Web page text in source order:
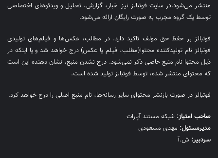
منتشر می‌شود.در سایت فوتبالز نیز اخبار، گزارش، تحلیل و ویدئوهای اختصاصی
توسط یک گروه مجرب به صورت رایگان ارائه می‌شود.
فوتبالز بر حفظ حق مولف تاکید دارد. در مطالب، عکس‌ها و فیلم‌های تولیدی
فوتبالز نام تولیدکننده محتوا(مطلب، فیلم یا عکس) درج خواهد شد و یا اینکه در
ذیل محتوا نام منبع خاصی ذکر نمی‌‎شود. درج نشدن منبع، نشان دهنده این است
که محتوای منتشر شده، توسط فوتبالز تولید شده است.
فوتبالز در صورت بازنشر محتوای سایر رسانه‌ها، نام منبع اصلی را درج خواهد کرد.
صاحب امتیاز: شبکه مستند آپارات
مديرمسئول: مهدی مسعودی
سردبیر: ش.آ